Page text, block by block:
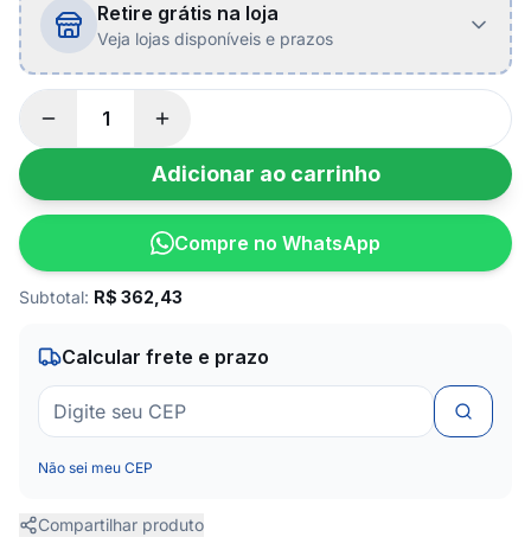
Retire grátis na loja
Veja lojas disponíveis e prazos
Adicionar ao carrinho
Compre no WhatsApp
Subtotal: R$ 362,43
Calcular frete e prazo
Não sei meu CEP
Compartilhar produto